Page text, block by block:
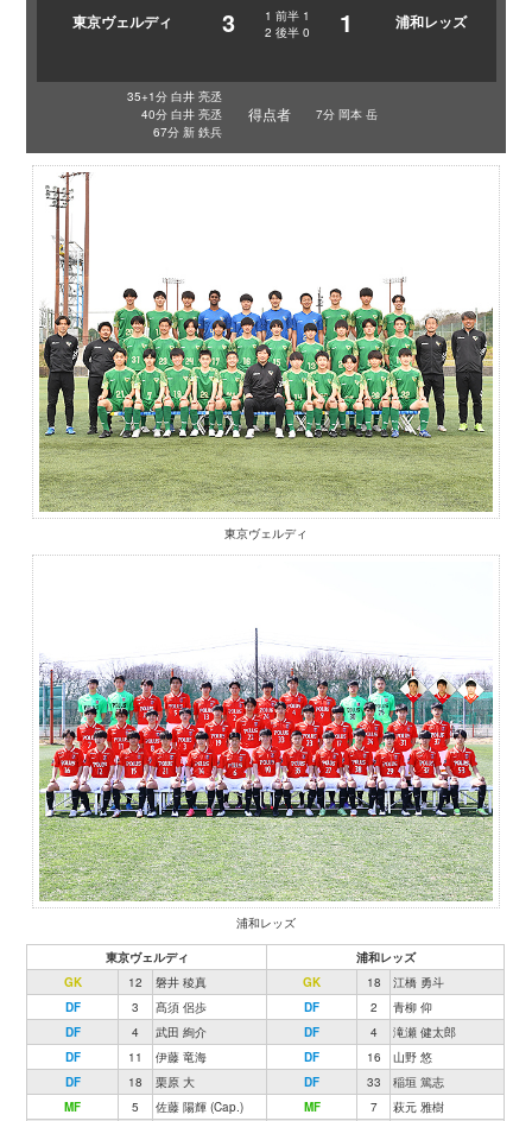
東京ヴェルディ 3 1 前半 1
2 後半 0 1 浦和レッズ
35+1分 白井 亮丞
40分 白井 亮丞
67分 新 鉄兵
得点者 7分 岡本 岳
東京ヴェルディ
浦和レッズ
東京ヴェルディ
浦和レッズ
GK
12 磐井 稜真 GK 18
江橋 勇斗
DF
3 髙須 侶歩 DF 2
青柳 仰
DF
4 武田 絢介 DF 4
滝瀬 健太郎
DF
11 伊藤 竜海 DF 16
山野 悠
DF
18 栗原 大 DF 33
稲垣 篤志
MF
5 佐藤 陽輝 (Cap.) MF 7
萩元 雅樹